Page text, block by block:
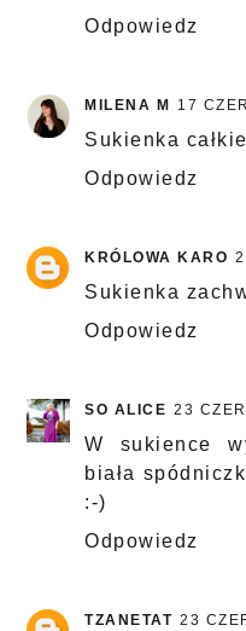
Odpowiedz
MILENA M 17
Sukienka
Odpowiedz
KRÓLOWA KARO
Sukienka
Odpowiedz
SO ALICE 23
W sukience
biała
:-)
Odpowiedz
TZANETAT 23